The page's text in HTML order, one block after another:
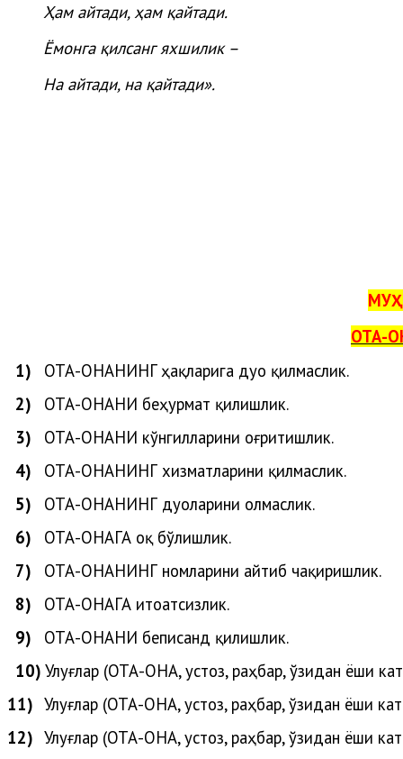
Ҳам айтади, ҳам қайтади.
Ёмонга қилсанг яхшилик –
На айтади, на қайтади».
ОТА-
1)
ОТА-ОНАНИНГҳақларига дуо қилмаслик.
2)
ОТА-ОНАНИ беҳурмат қилишлик.
3)
ОТА-ОНАНИ кўнгилларини оғритишлик.
4)
ОТА-ОНАНИНГ хизматларини қилмаслик.
5)
ОТА-ОНАНИНГ дуоларини олмаслик.
6)
ОТА-ОНАГА оқ бўлишлик.
7)
ОТА-ОНАНИНГ номларини айтиб чақиришлик.
8)
ОТА-ОНАГА итоатсизлик.
9)
ОТА-ОНАНИ беписанд қилишлик.
10) Улуғлар (ОТА-ОНА, устоз, раҳбар, ўзидан ёши
11) Улуғлар (ОТА-ОНА, устоз, раҳбар, ўзидан ёши
12) Улуғлар (ОТА-ОНА, устоз, раҳбар, ўзидан ёши